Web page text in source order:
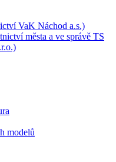
VaK Náchod a.s.)
města a ve správě TS
modelů